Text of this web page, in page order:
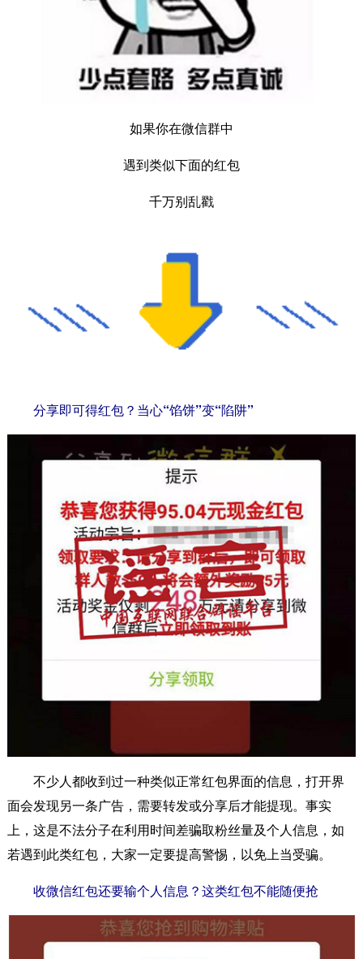
如果你在微信群中
遇到类似下面的红包
千万别乱戳
分享即可得红包？当心“馅饼”变“陷阱”
不少人都收到过一种类似正常红包界面的信息，打开界
面会发现另一条广告，需要转发或分享后才能提现。事实
上，这是不法分子在利用时间差骗取粉丝量及个人信息，如
若遇到此类红包，大家一定要提高警惕，以免上当受骗。
收微信红包还要输个人信息？这类红包不能随便抢